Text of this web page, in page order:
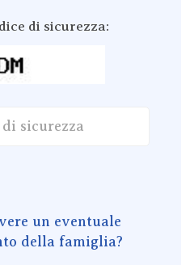
di sicurezza:
un eventuale
della famiglia?